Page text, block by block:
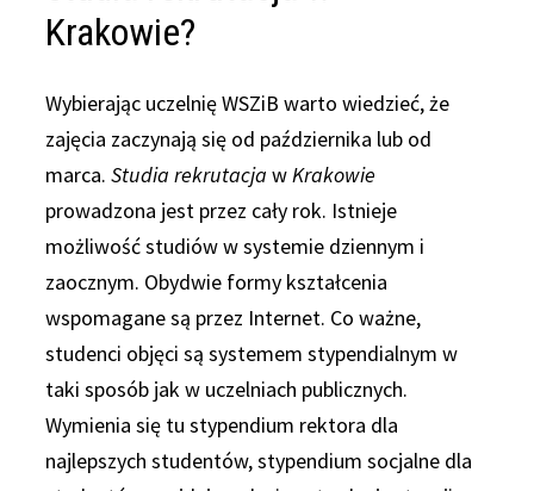
Krakowie?
Wybierając uczelnię WSZiB warto wiedzieć, że
zajęcia zaczynają się od października lub od
marca.Studia rekrutacja wKrakowie
prowadzona jest przez cały rok. Istnieje
możliwość studiów w systemie dziennym i
zaocznym. Obydwie formy kształcenia
wspomagane są przez Internet. Co ważne,
studenci objęci są systemem stypendialnym w
taki sposób jak w uczelniach publicznych.
Wymienia się tu stypendium rektora dla
najlepszych studentów, stypendium socjalne dla